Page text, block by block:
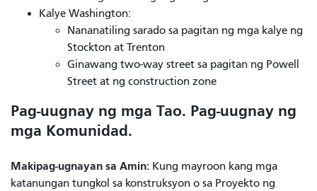
Kalye Washington:
Nananatiling sarado sa pagitan ng mga kalye ng
Stockton at Trenton
Ginawang two-way street sa pagitan ng Powell
Street at ng construction zone
Pag-uugnay ng mga Tao. Pag-uugnay ng
mga Komunidad.
Makipag-ugnayan sa Amin: Kung mayroon kang mga
katanungan tungkol sa konstruksyon o sa Proyekto ng